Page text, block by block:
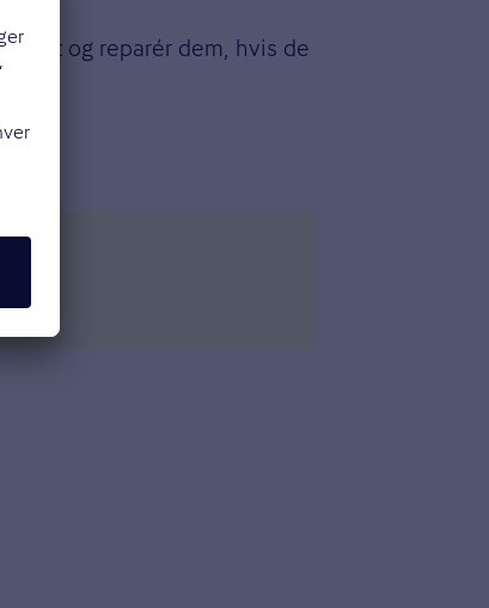
og reparér dem, hvis de